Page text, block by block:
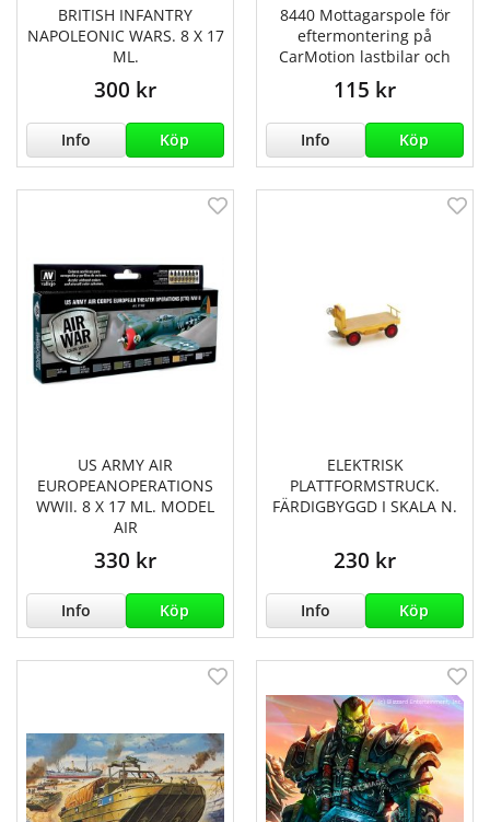
BRITISH INFANTRY
NAPOLEONIC WARS. 8 X 17
ML.
300 kr
Info Köp
8440 Mottagarspole för
eftermontering på
CarMotion lastbilar och
115 kr
Info Köp
US ARMY AIR
EUROPEANOPERATIONS
WWII. 8 X 17 ML. MODEL
AIR
330 kr
Info Köp
ELEKTRISK
PLATTFORMSTRUCK.
FÄRDIGBYGGD I SKALA N.
230 kr
Info Köp